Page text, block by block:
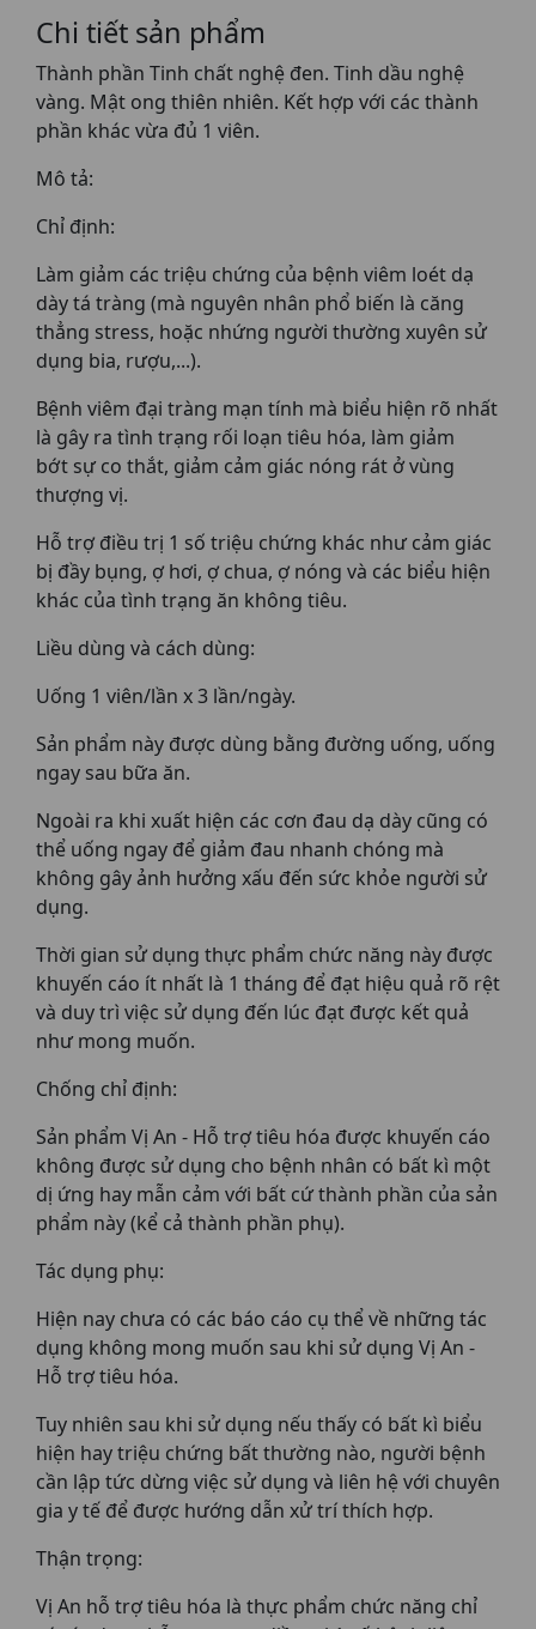
Chi tiết sản phẩm
Thành phần Tinh chất nghệ đen. Tinh dầu nghệ
vàng. Mật ong thiên nhiên. Kết hợp với các thành
phần khác vừa đủ 1 viên.
Mô tả:
Chỉ định:
Làm giảm các triệu chứng của bệnh viêm loét dạ
dày tá tràng (mà nguyên nhân phổ biến là căng
thẳng stress, hoặc nhứng người thường xuyên sử
dụng bia, rượu,...).
Bệnh viêm đại tràng mạn tính mà biểu hiện rõ nhất
là gây ra tình trạng rối loạn tiêu hóa, làm giảm
bớt sự co thắt, giảm cảm giác nóng rát ở vùng
thượng vị.
Hỗ trợ điều trị 1 số triệu chứng khác như cảm giác
bị đầy bụng, ợ hơi, ợ chua, ợ nóng và các biểu hiện
khác của tình trạng ăn không tiêu.
Liều dùng và cách dùng:
Uống 1 viên/lần x 3 lần/ngày.
Sản phẩm này được dùng bằng đường uống, uống
ngay sau bữa ăn.
Ngoài ra khi xuất hiện các cơn đau dạ dày cũng có
thể uống ngay để giảm đau nhanh chóng mà
không gây ảnh hưởng xấu đến sức khỏe người sử
dụng.
Thời gian sử dụng thực phẩm chức năng này được
khuyến cáo ít nhất là 1 tháng để đạt hiệu quả rõ rệt
và duy trì việc sử dụng đến lúc đạt được kết quả
như mong muốn.
Chống chỉ định:
Sản phẩm Vị An - Hỗ trợ tiêu hóa được khuyến cáo
không được sử dụng cho bệnh nhân có bất kì một
dị ứng hay mẫn cảm với bất cứ thành phần của sản
phẩm này (kể cả thành phần phụ).
Tác dụng phụ:
Hiện nay chưa có các báo cáo cụ thể về những tác
dụng không mong muốn sau khi sử dụng Vị An -
Hỗ trợ tiêu hóa.
Tuy nhiên sau khi sử dụng nếu thấy có bất kì biểu
hiện hay triệu chứng bất thường nào, người bệnh
cần lập tức dừng việc sử dụng và liên hệ với chuyên
gia y tế để được hướng dẫn xử trí thích hợp.
Thận trọng:
Vị An hỗ trợ tiêu hóa là thực phẩm chức năng chỉ